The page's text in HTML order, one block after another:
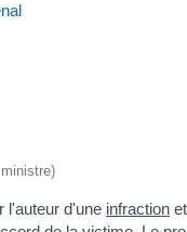
l'auteur d'une infraction